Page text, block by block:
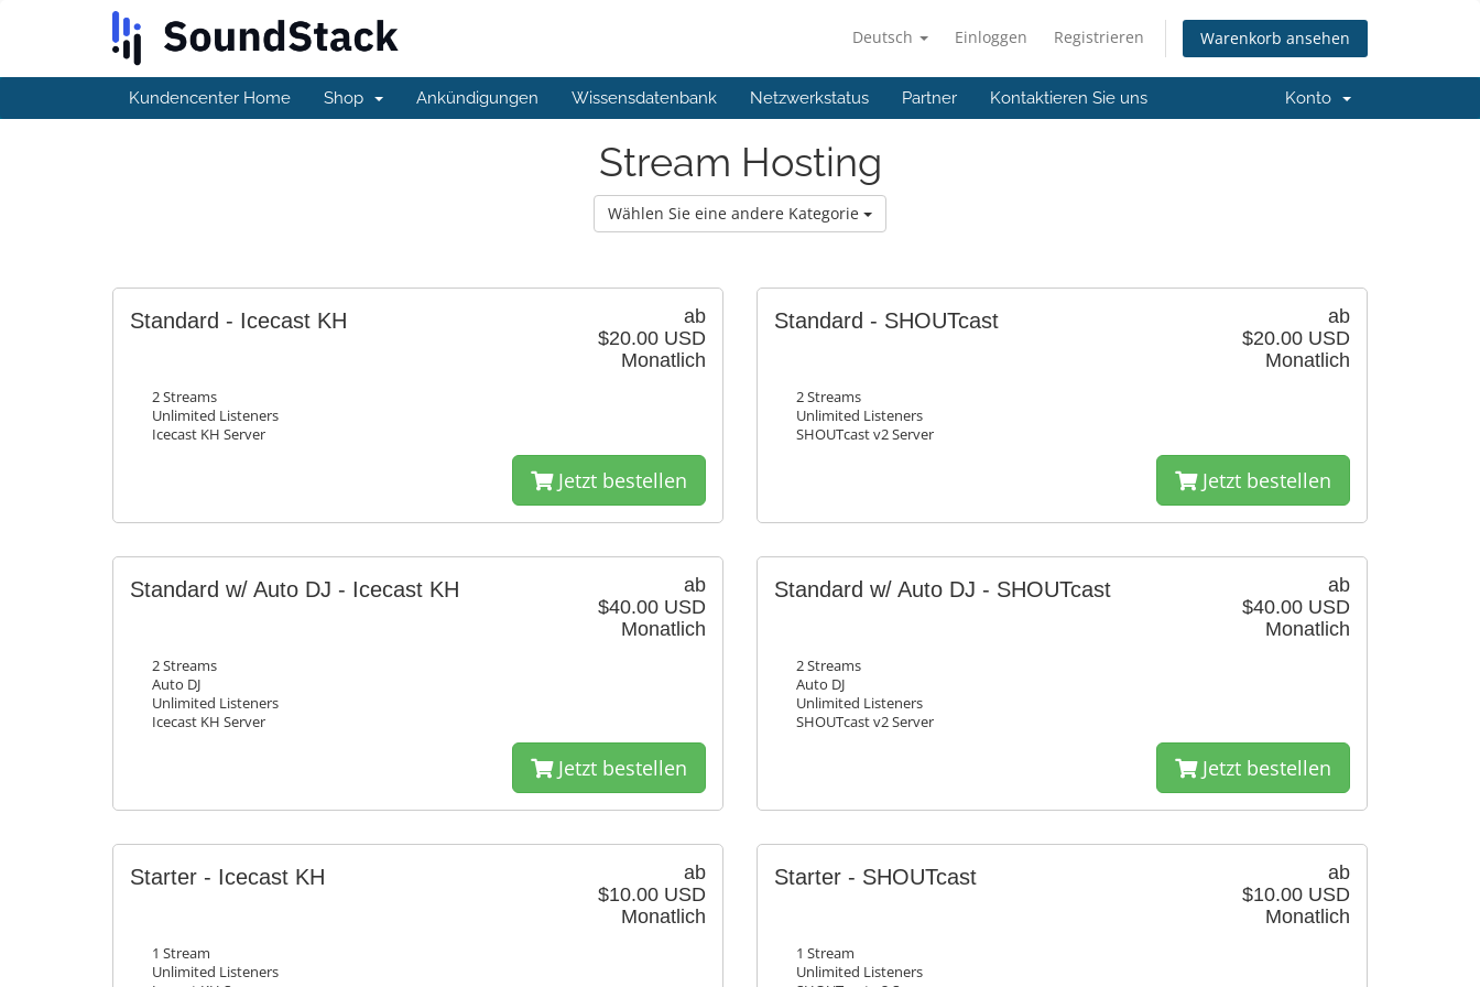
Deutsch Einloggen Registrieren Warenkorb ansehen
Kundencenter Home Shop Ankündigungen Wissensdatenbank Netzwerkstatus Partner Kontaktieren Sie uns Konto
Stream Hosting
Wählen Sie eine andere Kategorie
ab
$20.00 USD
Monatlich
Standard - Icecast KH
2 Streams
Unlimited Listeners
Icecast KH Server
Jetzt bestellen
ab
$20.00 USD
Monatlich
Standard - SHOUTcast
2 Streams
Unlimited Listeners
SHOUTcast v2 Server
Jetzt bestellen
ab
$40.00 USD
Monatlich
Standard w/ Auto DJ - Icecast KH
2 Streams
Auto DJ
Unlimited Listeners
Icecast KH Server
Jetzt bestellen
ab
$40.00 USD
Monatlich
Standard w/ Auto DJ - SHOUTcast
2 Streams
Auto DJ
Unlimited Listeners
SHOUTcast v2 Server
Jetzt bestellen
ab
$10.00 USD
Monatlich
Starter - Icecast KH
1 Stream
Unlimited Listeners
ab
$10.00 USD
Monatlich
Starter - SHOUTcast
1 Stream
Unlimited Listeners